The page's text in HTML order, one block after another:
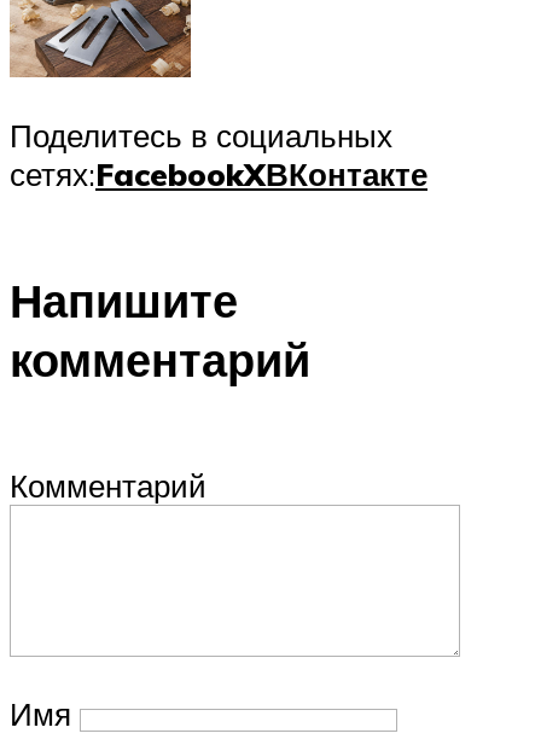
Поделитесь в социальных
сетях:FacebookXВКонтакте
Напишите
комментарий
Комментарий
Имя